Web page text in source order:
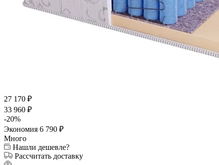
27 170 ₽
33 960 ₽
-20%
Экономия 6 790 ₽
Много
Нашли дешевле?
Рассчитать доставку